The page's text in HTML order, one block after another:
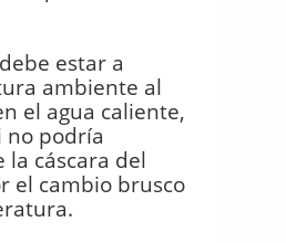
estar a
ambiente al
el agua caliente,
no podría
la cáscara del
el cambio brusco